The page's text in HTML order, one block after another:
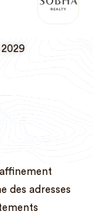
des adresses